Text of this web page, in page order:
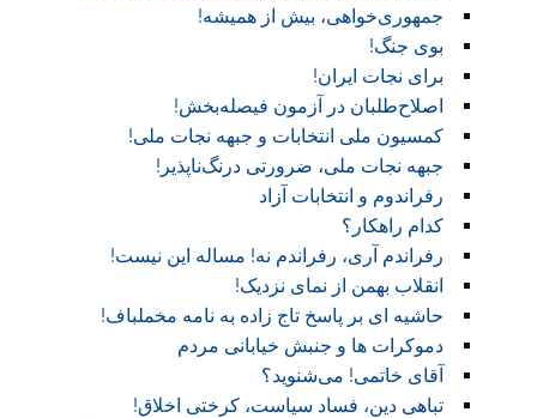
جمهوری‌خواهی، بیش از همیشه!
بوی جنگ!
برای نجات ایران!
اصلاح‌طلبان در آزمون فیصله‌بخش!
کمسیون ملی انتخابات و جبهه نجات ملی!
جبهه نجات ملی، ضرورتی درنگ‌ناپذیر!
رفراندوم و انتخابات آزاد
کدام راهکار؟
رفراندم آری، رفراندم نه! مساله این نیست!
انقلاب بهمن از نمای نزدیک!
حاشیه ای بر پاسخ تاج زاده به نامه مخملباف!
دموکرات ها و جنبش خیابانی مردم
آقای خاتمی! می‌شنوید؟
تباهی دین، فساد سیاست، کرختی اخلاق!